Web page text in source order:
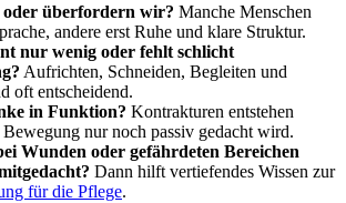
oder überfordern wir? Manche Menschen
andere erst Ruhe und klare Struktur.
nur wenig oder fehlt schlicht
Aufrichten, Schneiden, Begleiten und
oft entscheidend.
in Funktion? Kontrakturen entstehen
nur noch passiv gedacht wird.
Wunden oder gefährdeten Bereichen
Dann hilft vertiefendes Wissen zur
für die Pflege.